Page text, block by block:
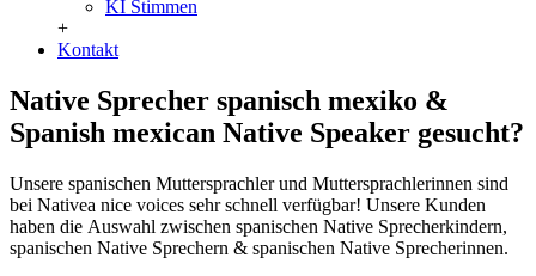
KI Stimmen
+
Kontakt
Native Sprecher spanisch mexiko &
Spanish mexican Native Speaker gesucht?
Unsere spanischen Muttersprachler und Muttersprachlerinnen sind
bei Nativea nice voices sehr schnell verfügbar! Unsere Kunden
haben die Auswahl zwischen spanischen Native Sprecherkindern,
spanischen Native Sprechern & spanischen Native Sprecherinnen.